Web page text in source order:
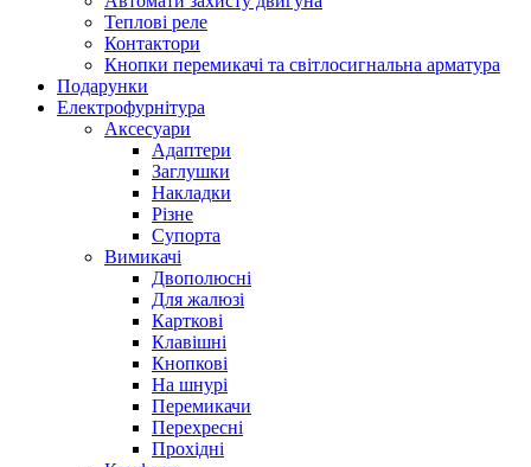
Теплові реле
Контактори
Кнопки перемикачі та світлосигнальна арматура
Подарунки
Електрофурнітура
Аксесуари
Адаптери
Заглушки
Накладки
Різне
Супорта
Вимикачі
Двополюсні
Для жалюзі
Карткові
Клавішні
Кнопкові
На шнурі
Перемикачи
Перехресні
Прохідні